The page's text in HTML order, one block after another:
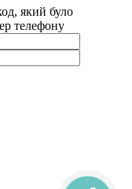
який було
телефону